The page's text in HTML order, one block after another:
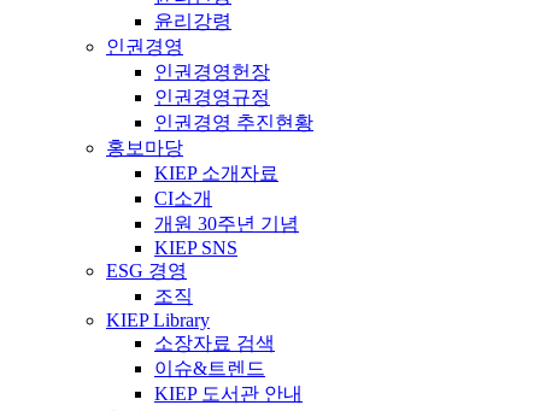
윤리강령
인권경영
인권경영헌장
인권경영규정
인권경영 추진현황
홍보마당
KIEP 소개자료
CI소개
개원 30주년 기념
KIEP SNS
ESG 경영
조직
KIEP Library
소장자료 검색
이슈&트렌드
KIEP 도서관 안내